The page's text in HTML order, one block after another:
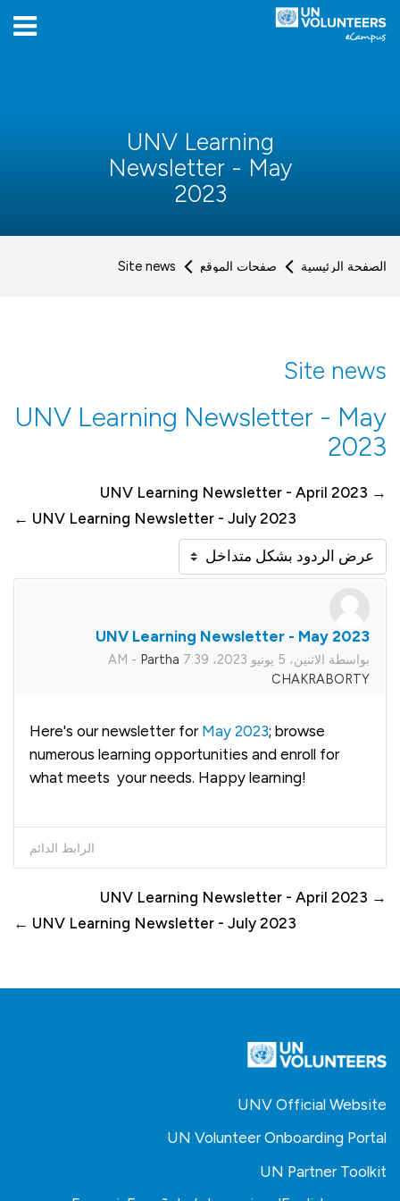
Skip to navigation
Skip to login form
تخطى إلى المحتوى الرئيسي
Skip to footer
UNV Learning
Newsletter - May
2023
الصفحة الرئيسية صفحات الموقع Site news
Site news
UNV Learning Newsletter - May
2023
→ UNV Learning Newsletter - April 2023
UNV Learning Newsletter - July 2023 ←
نمط العرض
UNV Learning Newsletter - May 2023
بواسطة الاثنين، 5 يونيو 2023، 7:39 AM - Partha
CHAKRABORTY
عدد الردود: 0
Here's our newsletter for May 2023; browse
numerous learning opportunities and enroll for
what meets your needs. Happy learning!
الرابط الدائم
→ UNV Learning Newsletter - April 2023
UNV Learning Newsletter - July 2023 ←
UNV Official Website
UN Volunteer Onboarding Portal
UN Partner Toolkit